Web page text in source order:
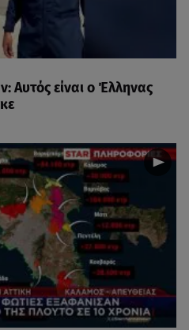
Αυτός είναι ο Έλληνας